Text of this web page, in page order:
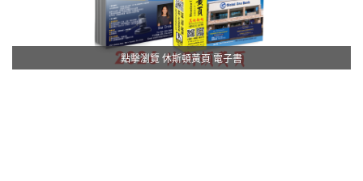
點擊瀏覽 休斯頓黃頁 電子書